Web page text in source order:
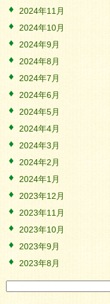
2024年11月
2024年10月
2024年9月
2024年8月
2024年7月
2024年6月
2024年5月
2024年4月
2024年3月
2024年2月
2024年1月
2023年12月
2023年11月
2023年10月
2023年9月
2023年8月
索: